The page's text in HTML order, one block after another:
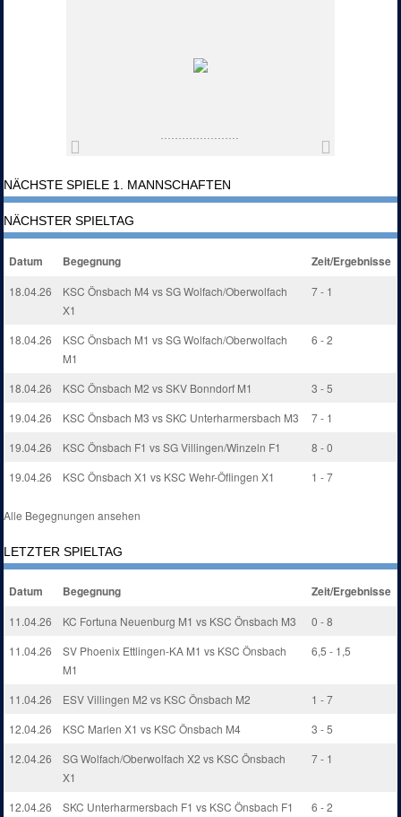
NÄCHSTE SPIELE 1. MANNSCHAFTEN
NÄCHSTER SPIELTAG
Datum Begegnung Zeit/Ergebnisse
18.04.26
KSC Önsbach M4 vs SG Wolfach/Oberwolfach
X1
7 - 1
18.04.26
KSC Önsbach M1 vs SG Wolfach/Oberwolfach
M1
6 - 2
18.04.26 KSC Önsbach M2 vs SKV Bonndorf M1
3 - 5
19.04.26
KSC Önsbach M3 vs SKC Unterharmersbach M3
7 - 1
19.04.26
KSC Önsbach F1 vs SG Villingen/Winzeln F1
8 - 0
19.04.26
KSC Önsbach X1 vs KSC Wehr-Öflingen X1 1 - 7
Alle Begegnungen ansehen
LETZTER SPIELTAG
Datum Begegnung Zeit/Ergebnisse
11.04.26 KC Fortuna Neuenburg M1 vs KSC Önsbach M3
0 - 8
11.04.26
SV Phoenix Ettlingen-KA M1 vs KSC Önsbach
M1
6,5 - 1,5
11.04.26 ESV Villingen M2 vs KSC Önsbach M2
1 - 7
12.04.26
KSC Marlen X1 vs KSC Önsbach M4
3 - 5
12.04.26
SG Wolfach/Oberwolfach X2 vs KSC Önsbach
X1
7 - 1
12.04.26 SKC Unterharmersbach F1 vs KSC Önsbach F1 6 - 2